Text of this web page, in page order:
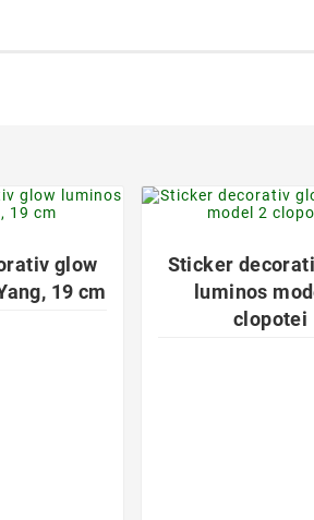
glow
19 cm
Sticker
luminos
clopotei